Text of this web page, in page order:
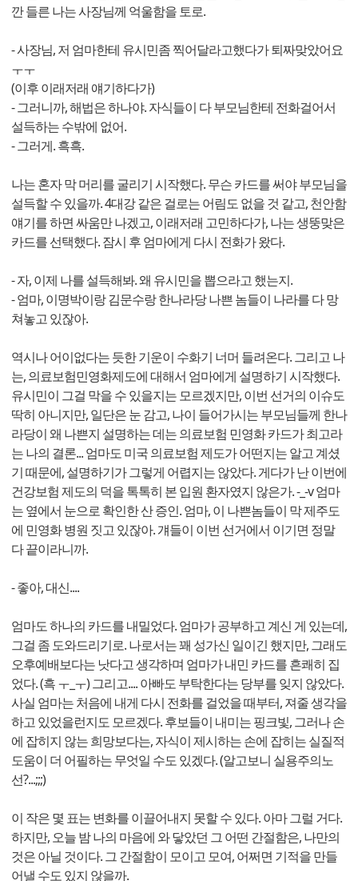
깐 들른 나는 사장님께 억울함을 토로.
- 사장님, 저 엄마한테 유시민좀 찍어달라고했다가 퇴짜맞았어요
ㅜㅜ
(이후 이래저래 얘기하다가)
- 그러니까, 해법은 하나야. 자식들이 다 부모님한테 전화걸어서
설득하는 수밖에 없어.
- 그러게. 흑흑.
나는 혼자 막 머리를 굴리기 시작했다. 무슨 카드를 써야 부모님을
설득할 수 있을까. 4대강 같은 걸로는 어림도 없을 것 같고, 천안함
얘기를 하면 싸움만 나겠고, 이래저래 고민하다가, 나는 생뚱맞은
카드를 선택했다. 잠시 후 엄마에게 다시 전화가 왔다.
- 자, 이제 나를 설득해봐. 왜 유시민을 뽑으라고 했는지.
- 엄마, 이명박이랑 김문수랑 한나라당 나쁜 놈들이 나라를 다 망
쳐놓고 있잖아.
역시나 어이없다는 듯한 기운이 수화기 너머 들려온다. 그리고 나
는, 의료보험민영화제도에 대해서 엄마에게 설명하기 시작했다.
유시민이 그걸 막을 수 있을지는 모르겠지만, 이번 선거의 이슈도
딱히 아니지만, 일단은 눈 감고, 나이 들어가시는 부모님들께 한나
라당이 왜 나쁜지 설명하는 데는 의료보험 민영화 카드가 최고라
는 나의 결론... 엄마도 미국 의료보험 제도가 어떤지는 알고 계셨
기 때문에, 설명하기가 그렇게 어렵지는 않았다. 게다가 난 이번에
건강보험 제도의 덕을 톡톡히 본 입원 환자였지 않은가. -_-v 엄마
는 옆에서 눈으로 확인한 산 증인. 엄마, 이 나쁜놈들이 막 제주도
에 민영화 병원 짓고 있잖아. 걔들이 이번 선거에서 이기면 정말
다 끝이라니까.
- 좋아, 대신....
엄마도 하나의 카드를 내밀었다. 엄마가 공부하고 계신 게 있는데,
그걸 좀 도와드리기로. 나로서는 꽤 성가신 일이긴 했지만, 그래도
오후예배보다는 낫다고 생각하며 엄마가 내민 카드를 흔쾌히 집
었다. (흑 ㅜ_ㅜ) 그리고.... 아빠도 부탁한다는 당부를 잊지 않았다.
사실 엄마는 처음에 내게 다시 전화를 걸었을 때부터, 져줄 생각을
하고 있었을런지도 모르겠다. 후보들이 내미는 핑크빛, 그러나 손
에 잡히지 않는 희망보다는, 자식이 제시하는 손에 잡히는 실질적
도움이 더 어필하는 무엇일 수도 있겠다. (알고보니 실용주의노
선?...;;;)
이 작은 몇 표는 변화를 이끌어내지 못할 수 있다. 아마 그럴 거다.
하지만, 오늘 밤 나의 마음에 와 닿았던 그 어떤 간절함은, 나만의
것은 아닐 것이다. 그 간절함이 모이고 모여, 어쩌면 기적을 만들
어낼 수도 있지 않을까.